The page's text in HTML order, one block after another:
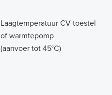
Laagtemperatuur CV-toestel
of warmtepomp
(aanvoer tot 45°C)